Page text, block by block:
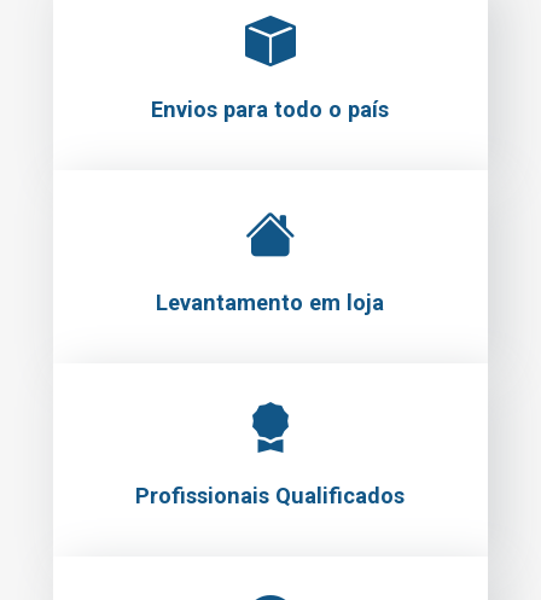
Envios para todo o país
Levantamento em loja
Profissionais Qualificados